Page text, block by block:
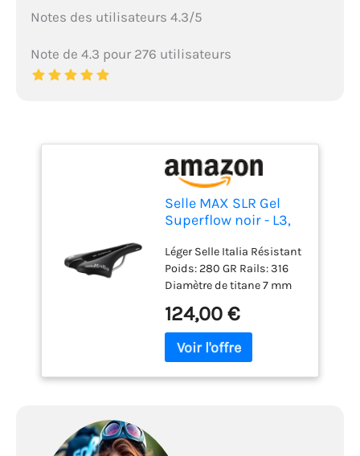
Notes des utilisateurs 4.3/5
Note de 4.3 pour 276 utilisateurs
Selle MAX SLR Gel
Superflow noir - L3,
Léger Selle Italia Résistant
Poids: 280 GR Rails: 316
Diamètre de titane 7 mm
travers un élastomère
entre le revêtement et les
rails
124,00 €